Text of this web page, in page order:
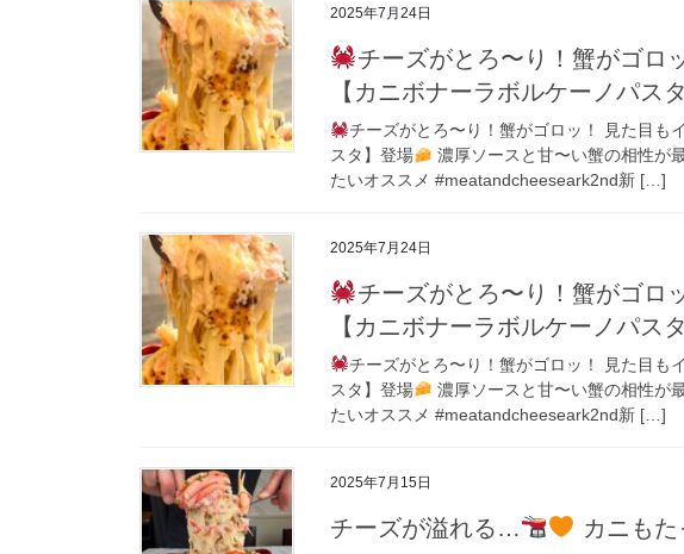
2025年7月24日
チーズがとろ〜り！蟹がゴロ
【カニボナーラボルケーノパス
チーズがとろ〜り！蟹がゴロッ！ 見た目も
スタ】登場
濃厚ソースと甘〜い蟹の相性が
たいオススメ #meatandcheeseark2nd新 […]
2025年7月24日
チーズがとろ〜り！蟹がゴロ
【カニボナーラボルケーノパス
チーズがとろ〜り！蟹がゴロッ！ 見た目も
スタ】登場
濃厚ソースと甘〜い蟹の相性が
たいオススメ #meatandcheeseark2nd新 […]
2025年7月15日
チーズが溢れる… カニも